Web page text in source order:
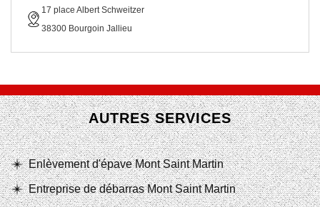
17 place Albert Schweitzer
38300 Bourgoin Jallieu
AUTRES SERVICES
Enlèvement d'épave Mont Saint Martin
Entreprise de débarras Mont Saint Martin